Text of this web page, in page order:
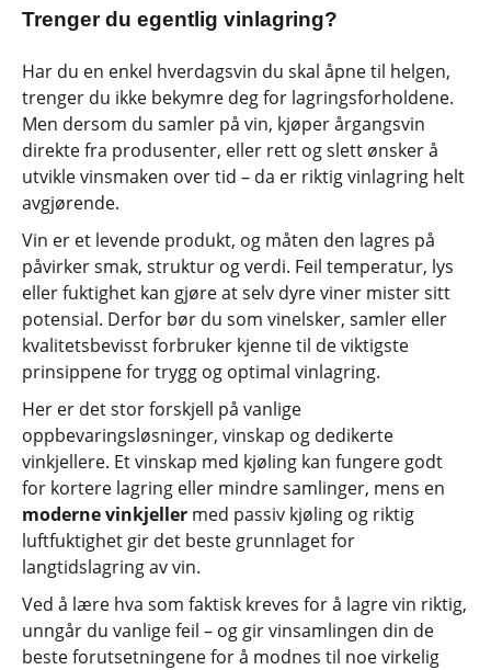
Trenger du egentlig vinlagring?
Har du en enkel hverdagsvin du skal åpne til helgen,
trenger du ikke bekymre deg for lagringsforholdene.
Men dersom du samler på vin, kjøper årgangsvin
direkte fra produsenter, eller rett og slett ønsker å
utvikle vinsmaken over tid – da er riktig vinlagring helt
avgjørende.
Vin er et levende produkt, og måten den lagres på
påvirker smak, struktur og verdi. Feil temperatur, lys
eller fuktighet kan gjøre at selv dyre viner mister sitt
potensial. Derfor bør du som vinelsker, samler eller
kvalitetsbevisst forbruker kjenne til de viktigste
prinsippene for trygg og optimal vinlagring.
Her er det stor forskjell på vanlige
oppbevaringsløsninger, vinskap og dedikerte
vinkjellere. Et vinskap med kjøling kan fungere godt
for kortere lagring eller mindre samlinger, mens en
moderne vinkjeller med passiv kjøling og riktig
luftfuktighet gir det beste grunnlaget for
langtidslagring av vin.
Ved å lære hva som faktisk kreves for å lagre vin riktig,
unngår du vanlige feil – og gir vinsamlingen din de
beste forutsetningene for å modnes til noe virkelig